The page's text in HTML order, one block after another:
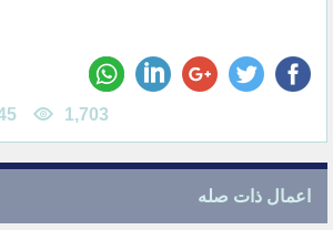
1,703
اعمال ذات صله